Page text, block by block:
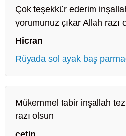
Çok teşekkür ederim
yorumunuz çıkar Allah razı
Hicran
Rüyada sol ayak baş
Mükemmel tabir inşallah
razı olsun
çetin